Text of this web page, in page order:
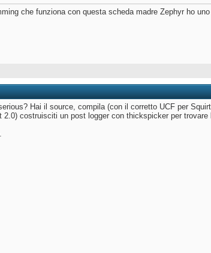
che funziona con questa scheda madre Zephyr ho
Hai il source, compila (con il corretto UCF per
2.0) costruisciti un post logger con thickspicker per